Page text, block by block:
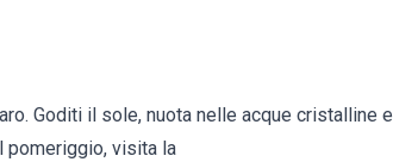
Goditi il sole, nuota nelle acque cristalline e
pomeriggio, visita la